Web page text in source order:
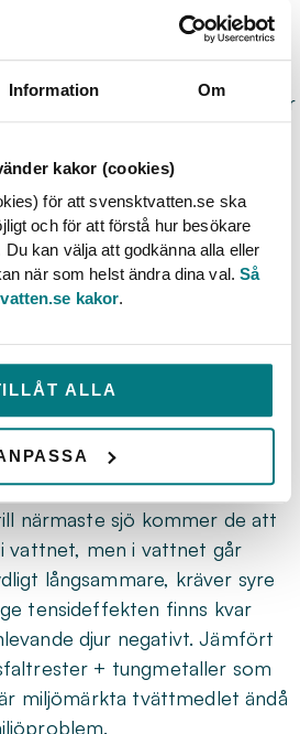
Information Om
kakor (cookies)
för att svensktvatten.se ska
och för att förstå hur besökare
kan välja att godkänna alla eller
när som helst ändra dina val.Så
kakor.
ALLA
bostadskvarter tvättar bilar
då leds från samtliga
i närmaste vattendrag. Därför
olje- och metallrester i just
det blir utmed landsvägen.
av föroreningarna
senast är diffust spridda
och exempelvis fastnat i
ditt närmaste vattendrag
din biltvätt på gatan.
– kan jag tvätta bilen
då?
är miljömärkta) är gjorda för
Om de via
närmaste sjö kommer de att
vattnet, men i vattnet går
långsammare, kräver syre
tensideffekten finns kvar
djur negativt. Jämfört
+ tungmetaller som
miljömärkta tvättmedlet ändå